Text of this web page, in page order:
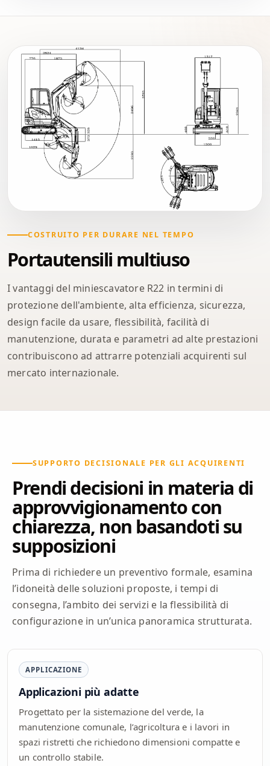
COSTRUITO PER DURARE NEL TEMPO
Portautensili multiuso
I vantaggi del miniescavatore R22 in termini di
protezione dell'ambiente, alta efficienza, sicurezza,
design facile da usare, flessibilità, facilità di
manutenzione, durata e parametri ad alte prestazioni
contribuiscono ad attrarre potenziali acquirenti sul
mercato internazionale.
SUPPORTO DECISIONALE PER GLI ACQUIRENTI
Prendi decisioni in materia di
approvvigionamento con
chiarezza, non basandoti su
supposizioni
Prima di richiedere un preventivo formale, esamina
l’idoneità delle soluzioni proposte, i tempi di
consegna, l’ambito dei servizi e la flessibilità di
configurazione in un’unica panoramica strutturata.
APPLICAZIONE
Applicazioni più adatte
Progettato per la sistemazione del verde, la
manutenzione comunale, l’agricoltura e i lavori in
spazi ristretti che richiedono dimensioni compatte e
un controllo stabile.